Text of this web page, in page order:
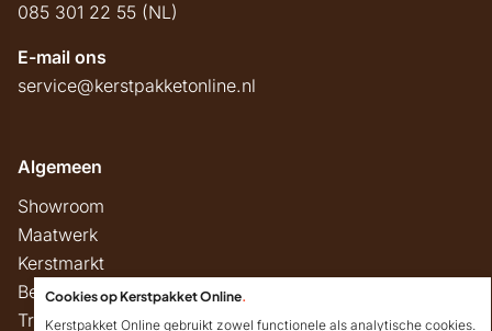
085 301 22 55 (NL)
E-mail ons
service@kerstpakketonline.nl
Algemeen
Showroom
Maatwerk
Kerstmarkt
Belastingregels
Track & Trace
Cookies op Kerstpakket Online.
Kerstpakket Online gebruikt zowel functionele als analytische cookies.